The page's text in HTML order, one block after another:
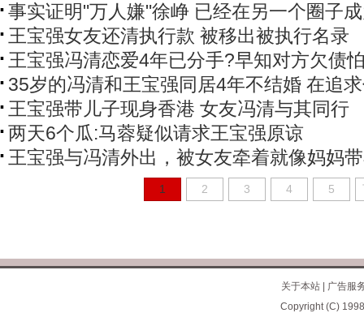
事实证明"万人嫌"徐峥 已经在另一个圈子
王宝强女友还清执行款 被移出被执行名录
王宝强冯清恋爱4年已分手?早知对方欠债
35岁的冯清和王宝强同居4年不结婚 在追
王宝强带儿子现身香港 女友冯清与其同行
两天6个瓜:马蓉疑似请求王宝强原谅
王宝强与冯清外出，被女友牵着就像妈妈
1 2 3 4 5
关于本站|
广告服
Copyright (C)